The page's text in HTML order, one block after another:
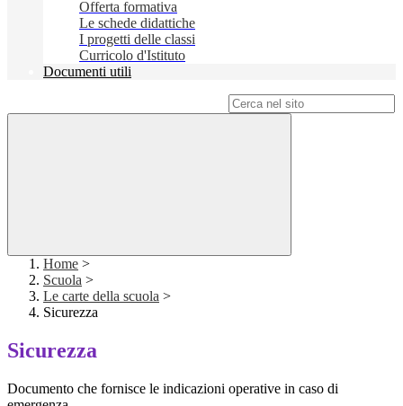
Offerta formativa
Le schede didattiche
I progetti delle classi
Curricolo d'Istituto
Documenti utili
Home >
Scuola >
Le carte della scuola >
Sicurezza
Sicurezza
Documento che fornisce le indicazioni operative in caso di